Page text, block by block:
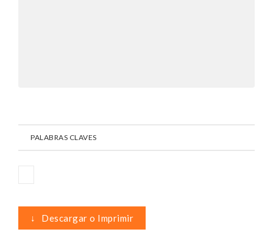
PALABRAS CLAVES
↓ Descargar o Imprimir